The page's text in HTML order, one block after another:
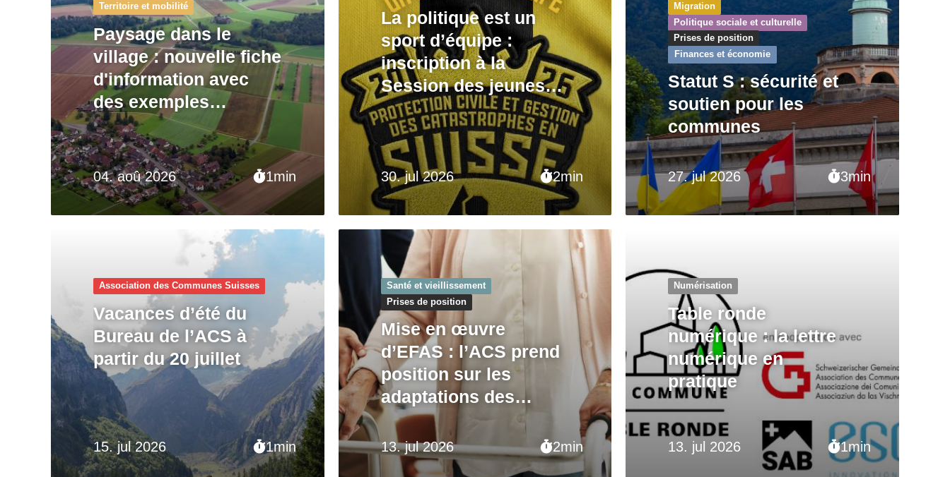
04. aoû 2026 1min
Territoire et mobilité
Paysage dans le
village : nouvelle fiche
d'information avec
des exemples
pratiques
30. jul 2026 2min
La politique est un
sport d’équipe :
inscription à la
Session des jeunes
2026
27. jul 2026 3min
Migration
Politique sociale et culturelle
Prises de position
Finances et économie
Statut S : sécurité et
soutien pour les
communes
15. jul 2026 1min
Association des Communes Suisses
Vacances d’été du
Bureau de l’ACS à
partir du 20 juillet
13. jul 2026 2min
Santé et vieillissement
Prises de position
Mise en œuvre
d’EFAS : l’ACS prend
position sur les
adaptations des
ordonnances
13. jul 2026 1min
Numérisation
Table ronde
numérique : la lettre
numérique en
pratique